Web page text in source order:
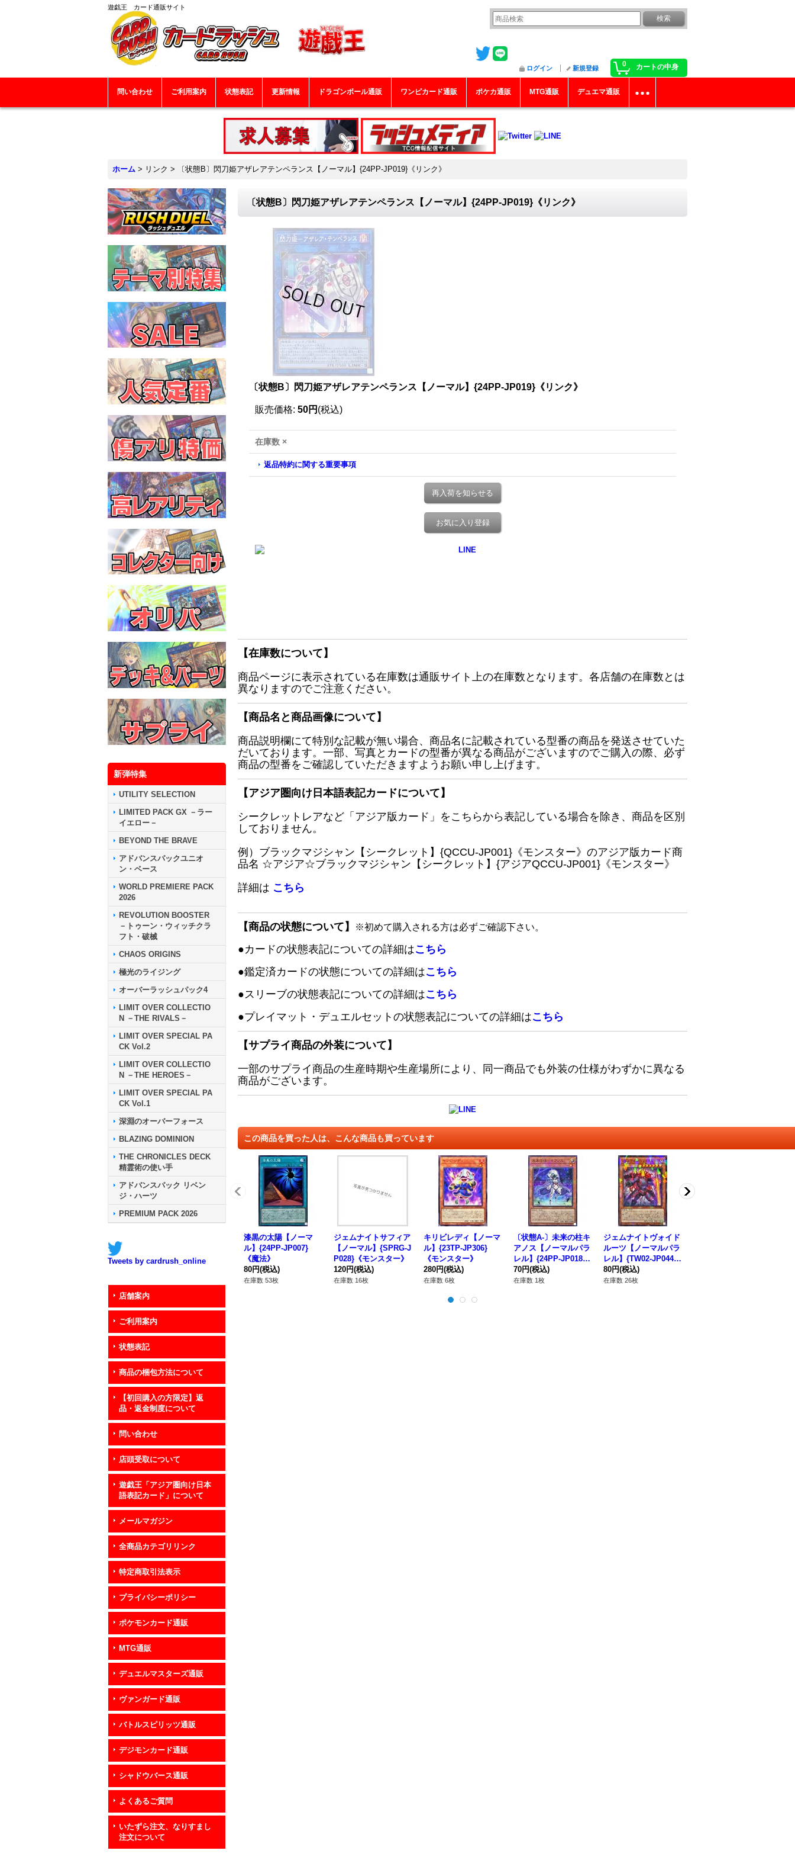
遊戯王 カード通販サイト
0 カートの中身
ログイン 新規登録
問い合わせ ご利用案内 状態表記 更新情報 ドラゴンボール通販 ワンピカード通販 ポケカ通販 MTG通販 デュエマ通販
ホーム > リンク > 〔状態B〕閃刀姫アザレアテンペランス【ノーマル】{24PP-JP019}《リンク》
新弾特集
UTILITY SELECTION
LIMITED PACK GX －ラー
イエロー－
BEYOND THE BRAVE
アドバンスパックユニオ
ン・ベース
WORLD PREMIERE PACK
2026
REVOLUTION BOOSTER
－トゥーン・ウィッチクラ
フト・破械
CHAOS ORIGINS
極光のライジング
オーバーラッシュパック4
LIMIT OVER COLLECTIO
N －THE RIVALS－
LIMIT OVER SPECIAL PA
CK Vol.2
LIMIT OVER COLLECTIO
N －THE HEROES－
LIMIT OVER SPECIAL PA
CK Vol.1
深淵のオーバーフォース
BLAZING DOMINION
THE CHRONICLES DECK
精霊術の使い手
アドバンスパック リベン
ジ・ハーツ
PREMIUM PACK 2026
Tweets by cardrush_online
店舗案内
ご利用案内
状態表記
商品の梱包方法について
【初回購入の方限定】返
品・返金制度について
問い合わせ
店頭受取について
遊戯王「アジア圏向け日本
語表記カード」について
メールマガジン
全商品カテゴリリンク
特定商取引法表示
プライバシーポリシー
ポケモンカード通販
MTG通販
デュエルマスターズ通販
ヴァンガード通販
バトルスピリッツ通販
デジモンカード通販
シャドウバース通販
よくあるご質問
いたずら注文、なりすまし
注文について
〔状態B〕閃刀姫アザレアテンペランス【ノーマル】{24PP-JP019}《リンク》
〔状態B〕閃刀姫アザレアテンペランス【ノーマル】{24PP-JP019}《リンク》
販売価格: 50円 (税込)
在庫数 ×
返品特約に関する重要事項
再入荷を知らせる
お気に入り登録
【在庫数について】
商品ページに表示されている在庫数は通販サイト上の在庫数となります。各店舗の在庫数とは
異なりますのでご注意ください。
【商品名と商品画像について】
商品説明欄にて特別な記載が無い場合、商品名に記載されている型番の商品を発送させていた
だいております。一部、写真とカードの型番が異なる商品がございますのでご購入の際、必ず
商品の型番をご確認していただきますようお願い申し上げます。
【アジア圏向け日本語表記カードについて】
シークレットレアなど「アジア版カード」をこちらから表記している場合を除き、商品を区別
しておりません。
例）ブラックマジシャン【シークレット】{QCCU-JP001}《モンスター》のアジア版カード商
品名 ☆アジア☆ブラックマジシャン【シークレット】{アジアQCCU-JP001}《モンスター》
詳細は こちら
【商品の状態について】 ※初めて購入される方は必ずご確認下さい。
●カードの状態表記についての詳細はこちら
●鑑定済カードの状態についての詳細はこちら
●スリーブの状態表記についての詳細はこちら
●プレイマット・デュエルセットの状態表記についての詳細はこちら
【サプライ商品の外装について】
一部のサプライ商品の生産時期や生産場所により、同一商品でも外装の仕様がわずかに異なる
商品がございます。
この商品を買った人は、こんな商品も買っています
漆黒の太陽【ノーマ
ル】{24PP-JP007}
《魔法》
80円(税込)
在庫数 53枚
ジェムナイトサフィア
【ノーマル】{SPRG-J
P028}《モンスター》
120円(税込)
在庫数 16枚
キリビレディ【ノーマ
ル】{23TP-JP306}
《モンスター》
280円(税込)
在庫数 6枚
〔状態A-〕未来の柱キ
アノス【ノーマルパラ
レル】{24PP-JP018}
《モンスター》
70円(税込)
在庫数 1枚
ジェムナイトヴォイド
ルーツ【ノーマルパラ
レル】{TW02-JP044}
《モンスター》
80円(税込)
在庫数 26枚